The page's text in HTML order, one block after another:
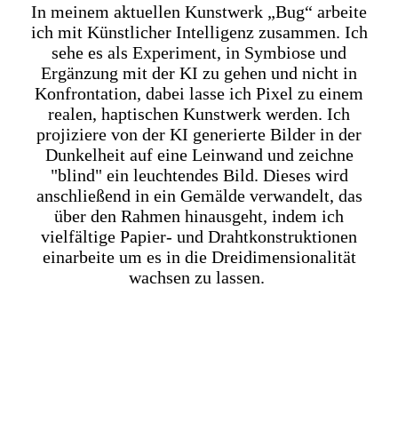
In meinem aktuellen Kunstwerk „Bug“ arbeite
ich mit Künstlicher Intelligenz zusammen. Ich
sehe es als Experiment, in Symbiose und
Ergänzung mit der KI zu gehen und nicht in
Konfrontation, dabei lasse ich Pixel zu einem
realen, haptischen Kunstwerk werden. Ich
projiziere von der KI generierte Bilder in der
Dunkelheit auf eine Leinwand und zeichne
"blind" ein leuchtendes Bild. Dieses wird
anschließend in ein Gemälde verwandelt, das
über den Rahmen hinausgeht, indem ich
vielfältige Papier- und Drahtkonstruktionen
einarbeite um es in die Dreidimensionalität
wachsen zu lassen.